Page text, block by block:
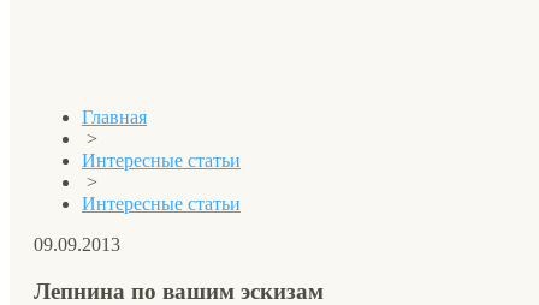
Главная
>
Интересные статьи
>
Интересные статьи
09.09.2013
Лепнина по вашим эскизам